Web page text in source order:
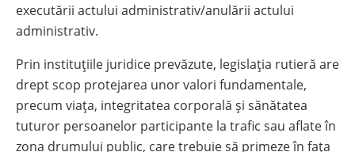
executării actului administrativ/anulării actului
administrativ.
Prin instituțiile juridice prevăzute, legislația rutieră are
drept scop protejarea unor valori fundamentale,
precum viața, integritatea corporală şi sănătatea
tuturor persoanelor participante la trafic sau aflate în
zona drumului public, care trebuie să primeze în fața